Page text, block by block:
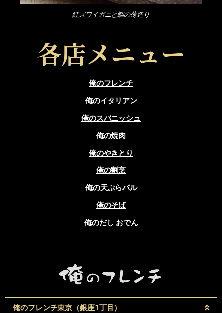
紅ズワイガニと鯛の薄造り
各店メニュー
俺のフレンチ
俺のイタリアン
俺のスパニッシュ
俺の焼肉
俺のやきとり
俺の割烹
俺の天ぷらバル
俺のそば
俺のだし おでん
俺のフレンチ東京（銀座1丁目）